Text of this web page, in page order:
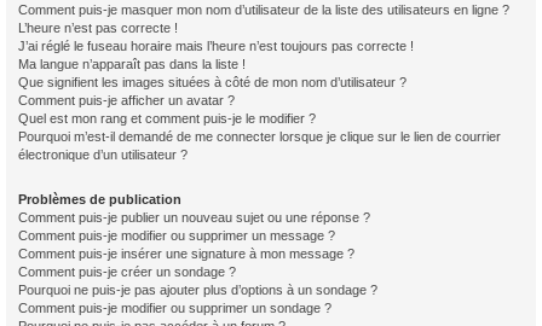
Comment puis-je masquer mon nom d’utilisateur de la liste des utilisateurs en ligne ?
L’heure n’est pas correcte !
J’ai réglé le fuseau horaire mais l’heure n’est toujours pas correcte !
Ma langue n’apparaît pas dans la liste !
Que signifient les images situées à côté de mon nom d’utilisateur ?
Comment puis-je afficher un avatar ?
Quel est mon rang et comment puis-je le modifier ?
Pourquoi m’est-il demandé de me connecter lorsque je clique sur le lien de courrier
électronique d’un utilisateur ?
Problèmes de publication
Comment puis-je publier un nouveau sujet ou une réponse ?
Comment puis-je modifier ou supprimer un message ?
Comment puis-je insérer une signature à mon message ?
Comment puis-je créer un sondage ?
Pourquoi ne puis-je pas ajouter plus d’options à un sondage ?
Comment puis-je modifier ou supprimer un sondage ?